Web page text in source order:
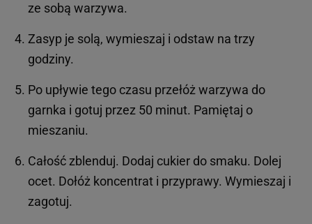
ze sobą warzywa.
Zasyp je solą, wymieszaj i odstaw na trzy
godziny.
Po upływie tego czasu przełóż warzywa do
garnka i gotuj przez 50 minut. Pamiętaj o
mieszaniu.
Całość zblenduj. Dodaj cukier do smaku. Dolej
ocet. Dołóż koncentrat i przyprawy. Wymieszaj i
zagotuj.